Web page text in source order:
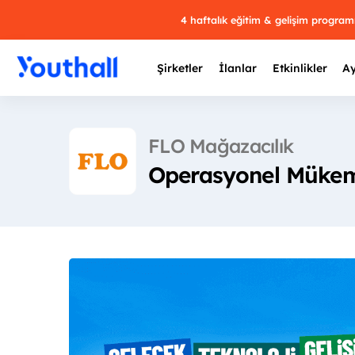
4 haftalık eğitim & gelişim
Şirketler İlanlar Etkinlikler
FLO Mağazacılık
Operasyonel